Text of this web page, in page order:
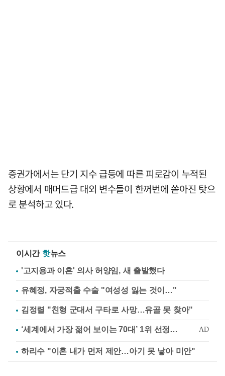
증권가에서는 단기 지수 급등에 따른 피로감이 누적된
상황에서 매머드급 대외 변수들이 한꺼번에 쏟아진 탓으
로 분석하고 있다.
이시간 핫뉴스
'고지용과 이혼' 의사 허양임, 새 출발했다
유혜정, 자궁적출 수술 "여성성 잃는 것이…"
김정렬 "친형 군대서 구타로 사망…유골 못 찾아"
하리수 "이혼 내가 먼저 제안…아기 못 낳아 미안"